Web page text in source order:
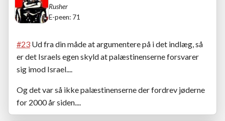
Rusher
E-peen: 71
#23 Ud fra din måde at argumentere på i det indlæg, så
er det Israels egen skyld at palæstinenserne forsvarer
sig imod Israel....
Og det var så ikke palæstinenserne der fordrev jøderne
for 2000 år siden....